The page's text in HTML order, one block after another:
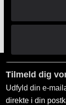
Tilmeld dig
Udfyld din e-
direkte i din